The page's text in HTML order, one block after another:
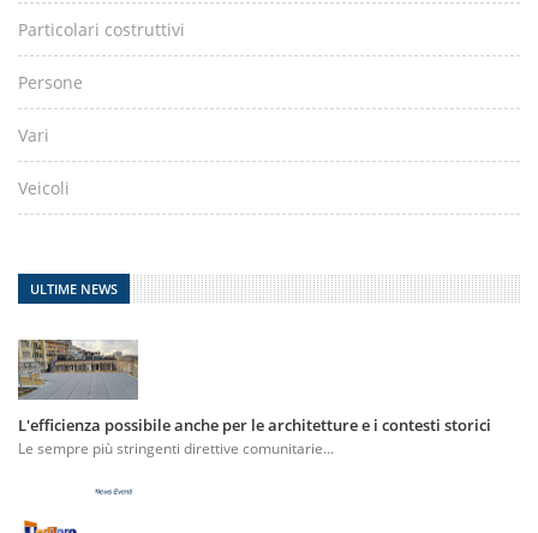
Particolari costruttivi
Persone
Vari
Veicoli
ULTIME NEWS
L'efficienza possibile anche per le architetture e i contesti storici
Le sempre più stringenti direttive comunitarie...